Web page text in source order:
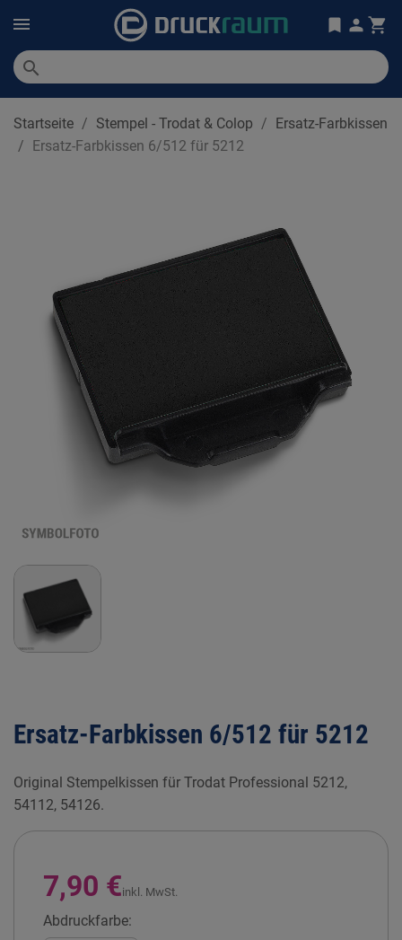
search
Startseite Stempel - Trodat & Colop
Ersatz-Farbkissen
Ersatz-Farbkissen 6/512 für 5212
Ersatz-Farbkissen 6/512 für 5212
Original Stempelkissen für Trodat Professional 5212,
54112, 54126.
7,90 €inkl. MwSt.
Abdruckfarbe: